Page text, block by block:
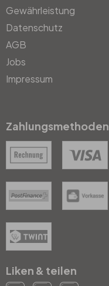
Gewährleistung
Datenschutz
AGB
Jobs
Impressum
Zahlungsmethoden
Liken & teilen